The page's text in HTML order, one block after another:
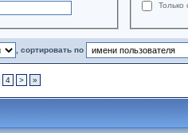
Только
, сортировать по
4 > »